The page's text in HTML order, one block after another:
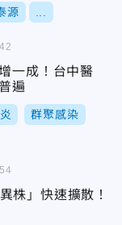
源
一成！台中醫
遍
群聚感染
株」快速擴散！